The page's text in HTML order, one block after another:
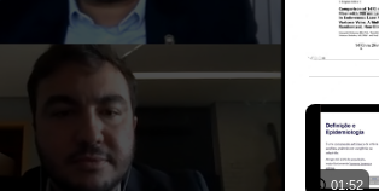
01:52